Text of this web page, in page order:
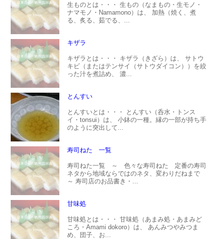
生ものとは・・・ 生もの（なまもの・生モノ・
ナマモノ・Namamono）は、 加熱（焼く、煮
る、炙る、茹でる、...
キザラ
キザラとは・・・ キザラ（きざら）は、 サトウ
キビ（またはテンサイ（サトウダイコン））を絞
った汁を煮詰め、 濃...
とんすい
とんすいとは・・・ とんすい（呑水・トンス
イ・tonsui）は、 小鉢の一種。縁の一部が持ち手
のように突出して...
寿司ねた 一覧
寿司ねた一覧 ～ 色々な寿司ねた 定番の寿司
ネタから地域ならではのネタ、変わりだねまで
～ 寿司店のお品書き・...
甘味処
甘味処とは・・・ 甘味処（あまみ処・あまみど
ころ・Amami dokoro）は、 あんみつやみつま
め、団子、お...